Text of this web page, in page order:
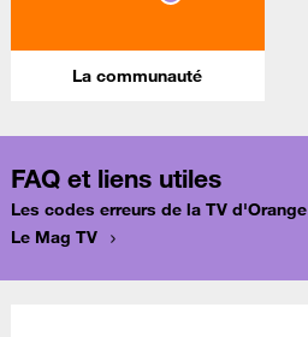
La communauté
FAQ et liens utiles
Les codes erreurs de la TV d'Orange
Le Mag TV